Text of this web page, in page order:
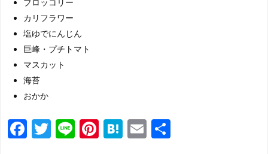
ブロッコリー
カリフラワー
塩ゆでにんじん
巨峰・プチトマト
マスカット
海苔
おかか
F
T
Li Pi H
E